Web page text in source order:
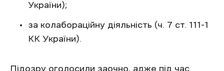
України);
за колабораційну діяльність (ч. 7 ст. 111-1
КК України).
Підозру оголосили заочно, адже під час